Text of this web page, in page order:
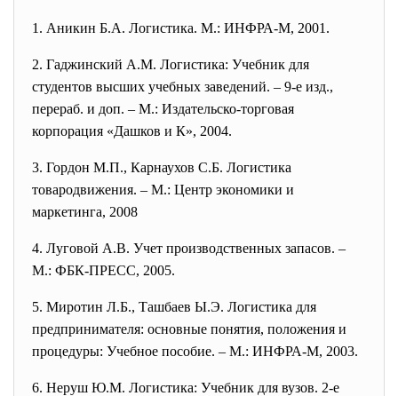
1. Аникин Б.А. Логистика. М.: ИНФРА-М, 2001.
2. Гаджинский А.М. Логистика: Учебник для
студентов высших учебных заведений. – 9-е изд.,
перераб. и доп. – М.: Издательско-торговая
корпорация «Дашков и К», 2004.
3. Гордон М.П., Карнаухов С.Б. Логистика
товародвижения. – М.: Центр экономики и
маркетинга, 2008
4. Луговой А.В. Учет производственных запасов. –
М.: ФБК-ПРЕСС, 2005.
5. Миротин Л.Б., Ташбаев Ы.Э. Логистика для
предпринимателя: основные понятия, положения и
процедуры: Учебное пособие. – М.: ИНФРА-М, 2003.
6. Неруш Ю.М. Логистика: Учебник для вузов. 2-е